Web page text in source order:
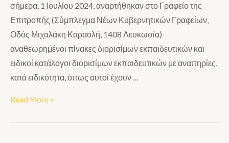
σήμερα, 1 Ιουλίου 2024, αναρτήθηκαν στο Γραφείο της
Επιτροπής (Σύμπλεγμα Νέων Κυβερνητικών Γραφείων,
Οδός Μιχαλάκη Καραολή, 1408 Λευκωσία)
αναθεωρημένοι πίνακες διορισίμων εκπαιδευτικών και
ειδικοί κατάλογοι διορισίμων εκπαιδευτικών με αναπηρίες,
κατά ειδικότητα, όπως αυτοί έχουν …
Read More »